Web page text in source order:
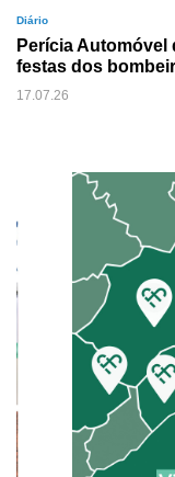
Diário
Perícia
festas dos
17.07.26